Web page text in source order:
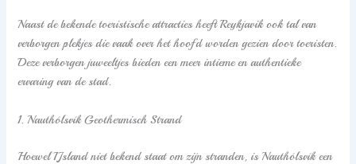
Naast de bekende toeristische attracties heeft Reykjavik ook tal van
verborgen plekjes die vaak over het hoofd worden gezien door toeristen.
Deze verborgen juweeltjes bieden een meer intieme en authentieke
ervaring van de stad.
1. Nauthólsvík Geothermisch Strand
Hoewel IJsland niet bekend staat om zijn stranden, is Nauthólsvík een